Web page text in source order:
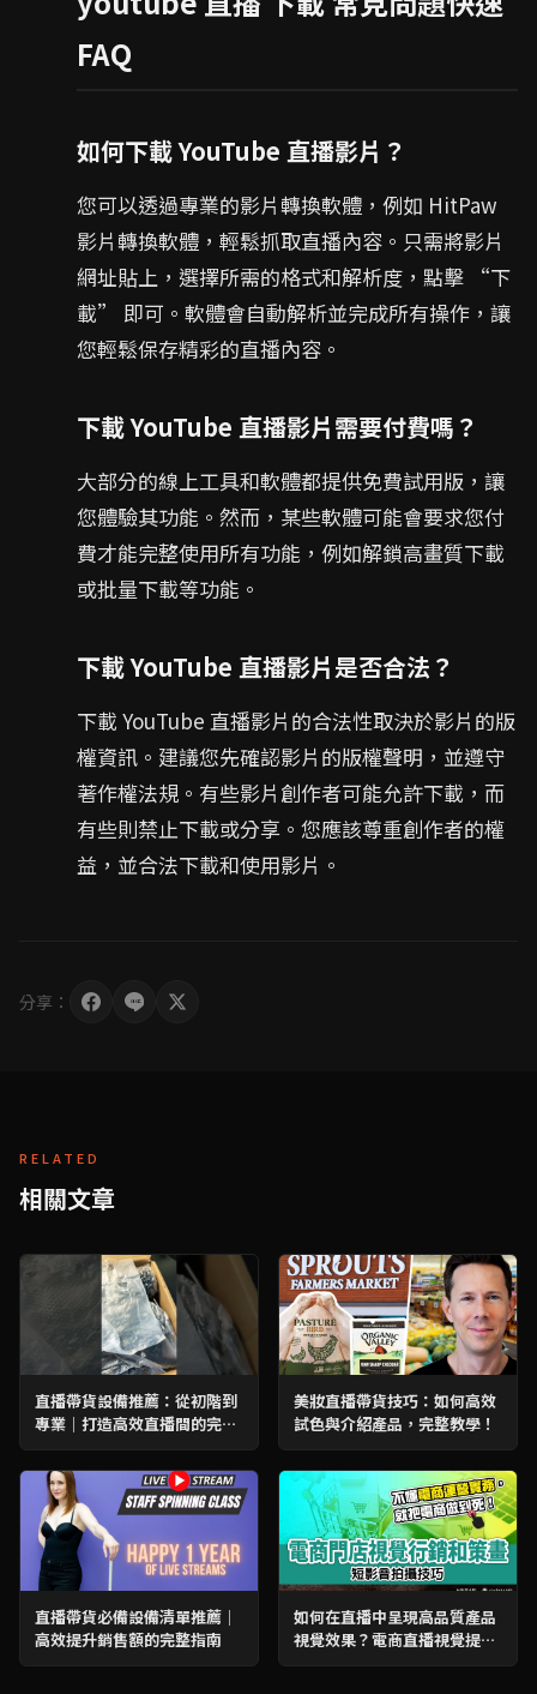
FAQ
如何下載 YouTube 直播影片？
您可以透過專業的影片轉換軟體，例如 HitPaw
影片轉換軟體，輕鬆抓取直播內容。只需將影片
網址貼上，選擇所需的格式和解析度，點擊 “下
載” 即可。軟體會自動解析並完成所有操作，讓
您輕鬆保存精彩的直播內容。
下載 YouTube 直播影片需要付費嗎？
大部分的線上工具和軟體都提供免費試用版，讓
您體驗其功能。然而，某些軟體可能會要求您付
費才能完整使用所有功能，例如解鎖高畫質下載
或批量下載等功能。
下載 YouTube 直播影片是否合法？
下載 YouTube 直播影片的合法性取決於影片的版
權資訊。建議您先確認影片的版權聲明，並遵守
著作權法規。有些影片創作者可能允許下載，而
有些則禁止下載或分享。您應該尊重創作者的權
益，並合法下載和使用影片。
分享：
RELATED
相關文章
直播帶貨設備推薦：從初階到
專業｜打造高效直播間的完整
指南
美妝直播帶貨技巧：如何高效
試色與介紹產品，完整教學！
直播帶貨必備設備清單推薦｜
高效提升銷售額的完整指南
如何在直播中呈現高品質產品
視覺效果？電商直播視覺提升
完整教學